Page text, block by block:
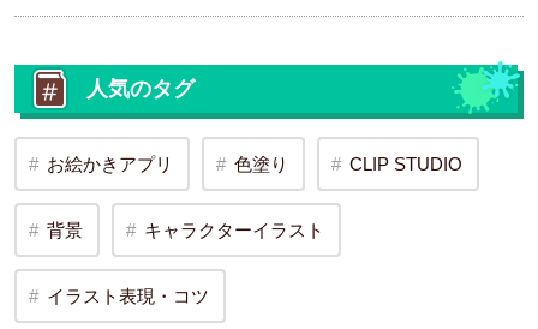
人気のタグ
お絵かきアプリ 色塗り CLIP STUDIO
背景 キャラクターイラスト
イラスト表現・コツ